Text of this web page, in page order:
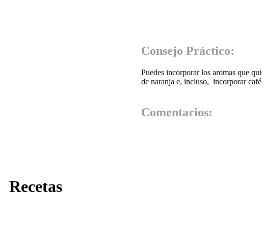
Consejo Práctico:
Puedes incorporar los aromas que
de naranja e, incluso, incorporar
Comentarios:
Recetas